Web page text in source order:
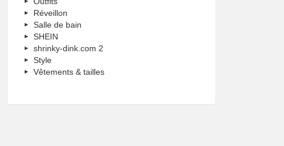
Réveillon
Salle de bain
SHEIN
shrinky-dink.com 2
Style
Vêtements & tailles